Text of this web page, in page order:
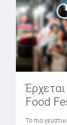
Food
Το πιο